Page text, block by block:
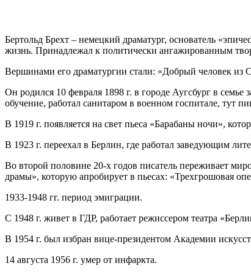
Бертольд Брехт – немецкий драматург, основатель
жизнь. Принадлежал к политически ангажированным
Вершинами его драматургии стали: «Добрый человек
Он родился 10 февраля 1898 г. в городе Аугсбург в
обучение, работал санитаром в военном госпитале, тут
В 1919 г. появляется на свет пьеса «Барабаны ночи»,
В 1923 г. переехал в Берлин, где работал заведующим
Во второй половине 20-х годов писатель переживает
драмы», которую апробирует в пьесах: «Трехгрошовая
1933-1948 гг. период эмиграции.
С 1948 г. живет в ГДР, работает режиссером театра
В 1954 г. был избран вице-президентом Академии
14 августа 1956 г. умер от инфаркта.